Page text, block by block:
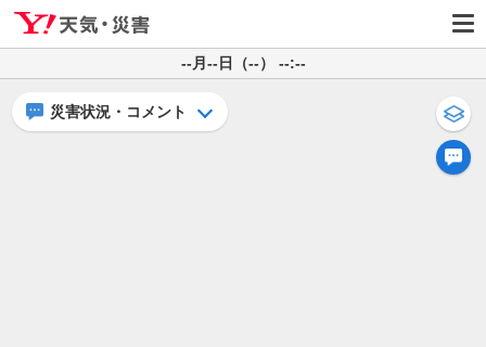
--月--日（--） --:--
災害状況・コメント